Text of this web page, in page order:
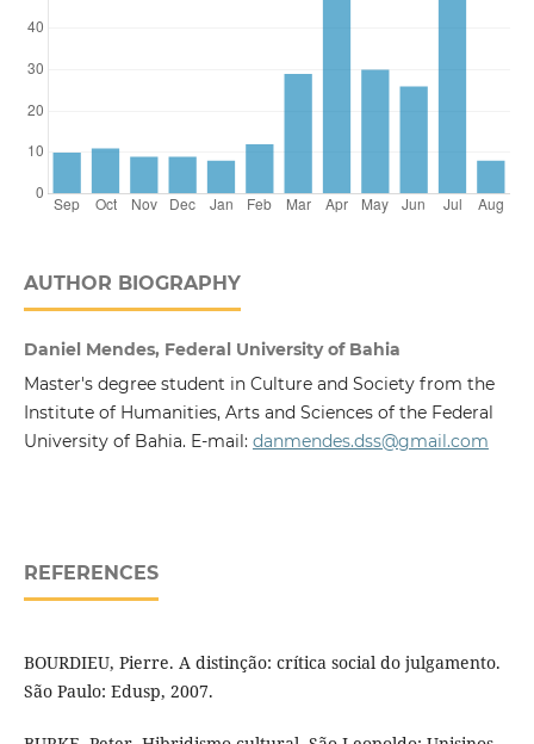
AUTHOR BIOGRAPHY
Daniel Mendes, Federal University of Bahia
Master's degree student in Culture and Society from the
Institute of Humanities, Arts and Sciences of the Federal
University of Bahia. E-mail: danmendes.dss@gmail.com
REFERENCES
BOURDIEU, Pierre. A distinção: crítica social do julgamento.
São Paulo: Edusp, 2007.